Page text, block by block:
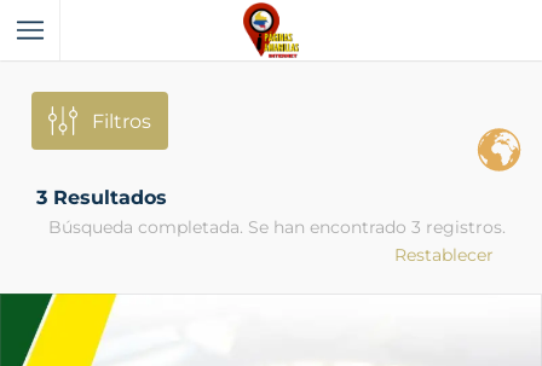
Filtros
3 Resultados
Búsqueda completada. Se han encontrado 3 registros.
Restablecer